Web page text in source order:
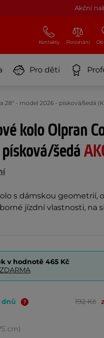
Akční
Kontakty Porovnání
Pro děti
28" - model 2026 - písková/šedá
kolo Olpran
šedá
s dámskou geometrií,
jízdní vlastnosti, na
v hodnotě 465 Kč
dnů 192 Kč
cm)